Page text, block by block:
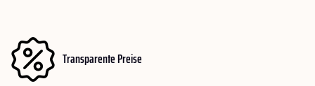
Transparente Preise